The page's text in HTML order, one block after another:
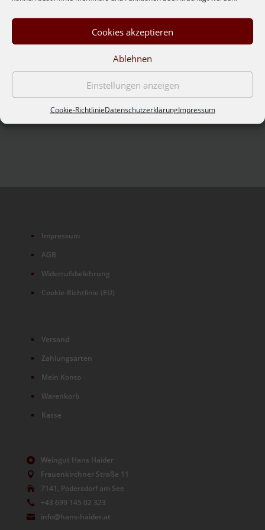
Cookies akzeptieren
Ablehnen
Einstellungen anzeigen
Cookie-RichtlinieDatenschutzerklärungImpressum
Produkt enthält: 0,75l
Qualitätswein trocken
Säure 6,8 Alkohol 11,8 Restzucker 1,8
zzgl. Versandkosten
Impressum
AGB
Widerrufsbelehrung
Cookie-Richtlinie (EU)
Versand
Zahlungsarten
Mein Konto
Warenkorb
Kasse
 Weingut Hans Haider
 Frauenkirchner Straße 11
 7141, Podersdorf am See
 +43 699 145 02 323
 info@hans-haider.at